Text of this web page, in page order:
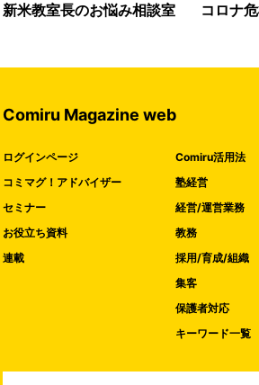
新米教室長のお悩み相談室 コロナ
Comiru Magazine web
ログインページ
コミマグ！アドバイザー
セミナー
お役立ち資料
連載
Comiru活用法
塾経営
経営/運営業務
教務
採用/育成/組織
集客
保護者対応
キーワード一覧